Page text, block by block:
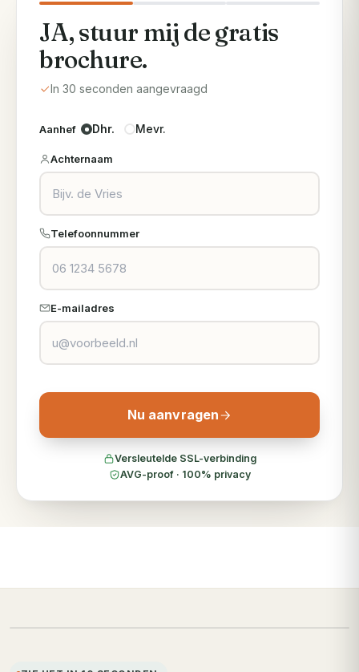
JA, stuur mij de gratis
brochure.
In 30 seconden aangevraagd
Aanhef Dhr. Mevr.
Achternaam
Telefoonnummer
E-mailadres
Nu aanvragen
Versleutelde SSL-verbinding
AVG-proof · 100% privacy